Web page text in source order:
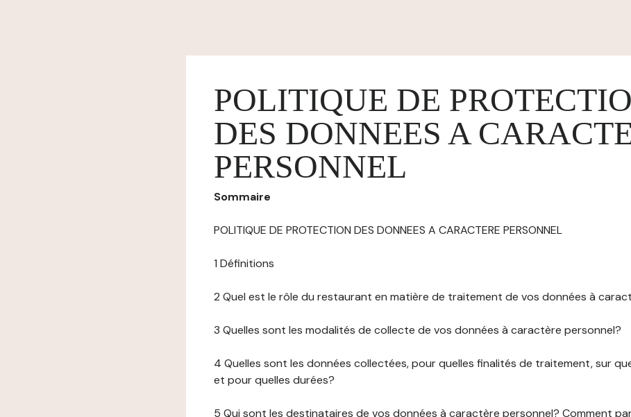
POLITIQUE DE
DES DONNEES A
PERSONNEL
Sommaire
POLITIQUE DE PROTECTION DES DONNEES A CARACTERE PERSONNEL
1 Définitions
2 Quel est le rôle du restaurant en matière de traitement de vos données à
3 Quelles sont les modalités de collecte de vos données à caractère personnel?
4 Quelles sont les données collectées, pour quelles finalités de traitement, sur
et pour quelles durées?
5 Qui sont les destinataires de vos données à caractère personnel? Comment